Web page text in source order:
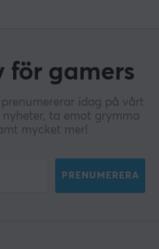
för gamers
idag på vårt
nyheter, ta emot grymma
mycket mer!
PRENUMERERA